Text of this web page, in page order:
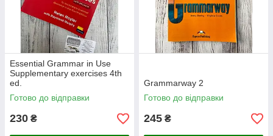
Essential Grammar in Use
Supplementary exercises 4th
ed.
Готово до відправки
230 ₴
Grammarway 2
Готово до відправки
245 ₴